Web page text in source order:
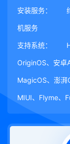
安装服务：
机服务
支持系统：
OriginOS、安
MagicOS、澎湃
MIUI、Flyme、